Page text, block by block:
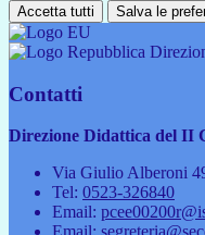
Accetta tutti Salva le
Contatti
Direzione Didattica del II
Via Giulio Alberoni
Tel: 0523-326840
Email: